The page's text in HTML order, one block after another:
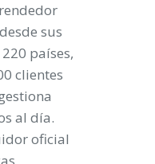
sus
220 países,
clientes
al día.
oficial